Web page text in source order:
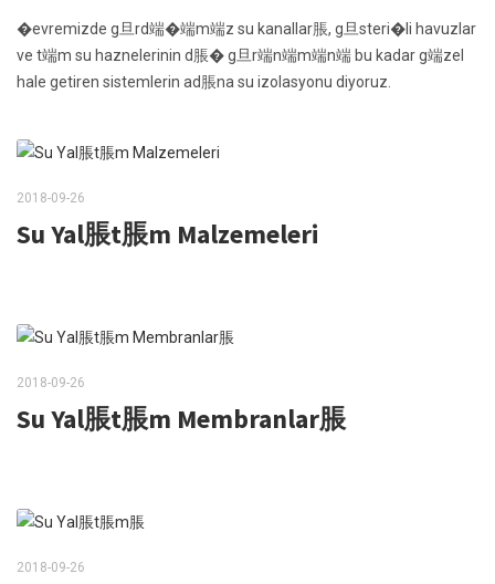
�evremizde g旦rd端�端m端z su kanallar脹, g旦steri�li havuzlar
ve t端m su haznelerinin d脹� g旦r端n端m端n端 bu kadar g端zel
hale getiren sistemlerin ad脹na su izolasyonu diyoruz.
2018-09-26
Su Yal脹t脹m Malzemeleri
2018-09-26
Su Yal脹t脹m Membranlar脹
2018-09-26